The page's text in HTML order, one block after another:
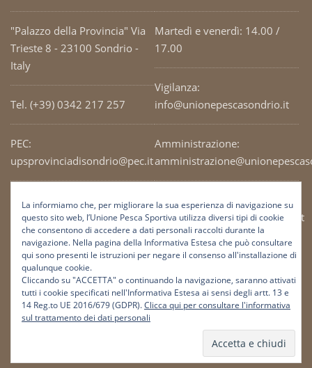
"Palazzo della Provincia" Via
Trieste 8 - 23100 Sondrio -
Italy
Tel. (+39) 0342 217 257
PEC:
upsprovinciadisondrio@pec.it
Codice Fiscale: 93003690141
Martedì e venerdì: 14.00 /
17.00
Vigilanza:
info@unionepescasondrio.it
Amministrazione:
Ufficio tecnico:
tecnico@unionepescasondrio.it
Informazioni:
info@unionepescasondrio.it
La informiamo che, per migliorare la sua esperienza di navigazione su
questo sito web, l’Unione Pesca Sportiva utilizza diversi tipi di cookie
che consentono di accedere a dati personali raccolti durante la
navigazione. Nella pagina della Informativa Estesa che può consultare
qui sono presenti le istruzioni per negare il consenso all'installazione di
qualunque cookie.
Cliccando su "ACCETTA" o continuando la navigazione, saranno attivati
tutti i cookie specificati nell'Informativa Estesa ai sensi degli artt. 13 e
14 Reg.to UE 2016/679 (GDPR).Clicca qui per consultare l'informativa
sul trattamento dei dati personali